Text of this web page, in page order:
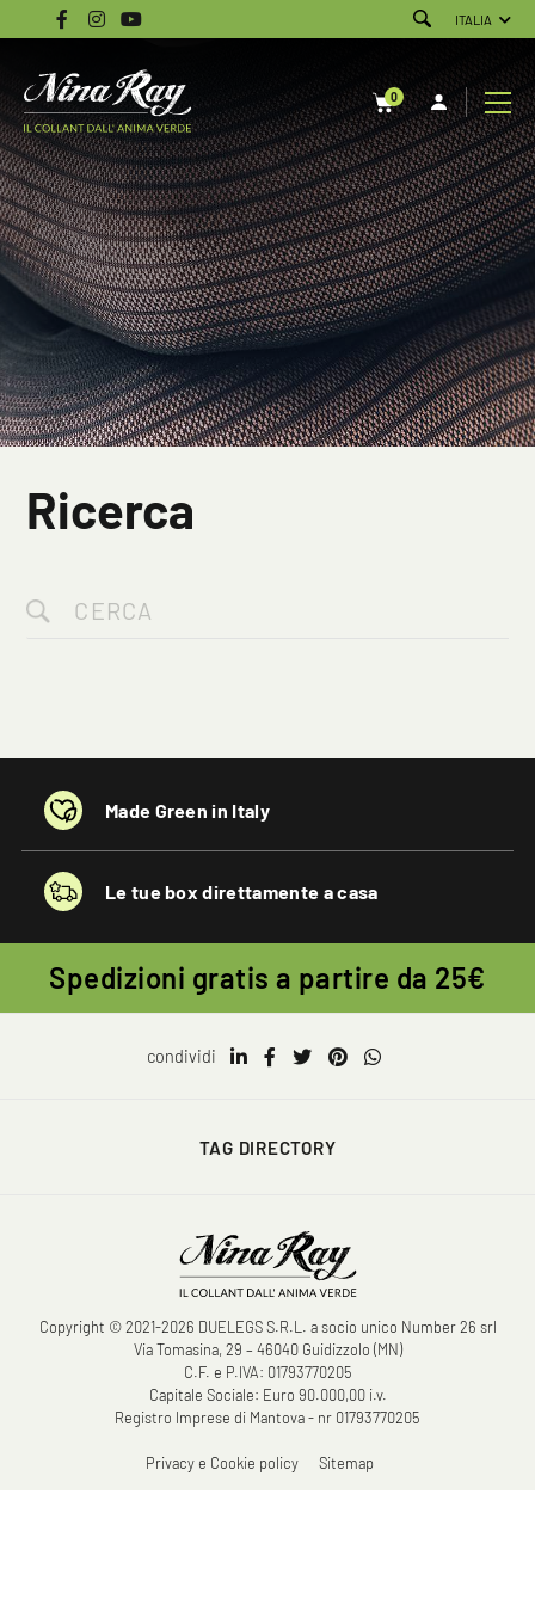
ITALIA
0
Ricerca
Made Green in Italy
Le tue box direttamente a casa
Spedizioni gratis a partire da 25€
condividi
TAG DIRECTORY
Copyright © 2021-2026 DUELEGS S.R.L. a socio unico Number 26 srl
Via Tomasina, 29 – 46040 Guidizzolo (MN)
C.F. e P.IVA: 01793770205
Capitale Sociale: Euro 90.000,00 i.v.
Registro Imprese di Mantova - nr 01793770205
Privacy e Cookie policy Sitemap